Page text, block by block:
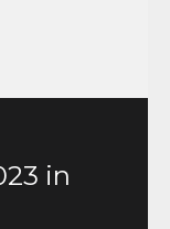
in